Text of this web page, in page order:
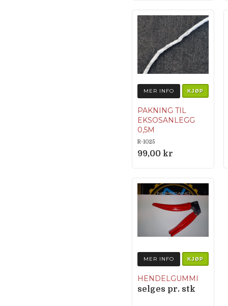
MER INFO KJØP
PAKNING TIL
EKSOSANLEGG
0,5M
Originalnumme
r 349.1.16.019.1
R-1025
99,00 kr
MER INFO KJØP
HENDELGUMMI
selges pr. stk